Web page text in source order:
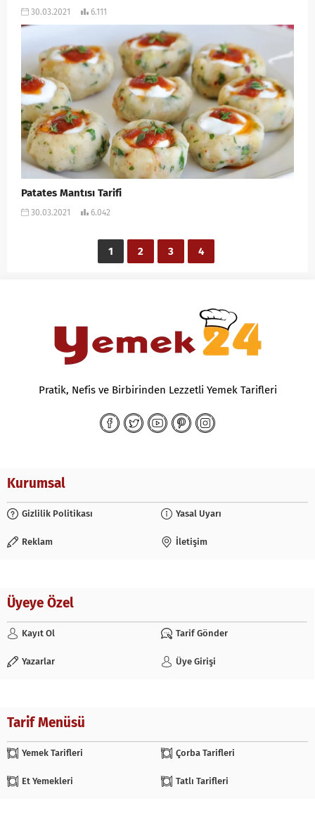
30.03.2021 6.111
Patates Mantısı Tarifi
30.03.2021 6.042
1 2 3 4
Pratik, Nefis ve Birbirinden Lezzetli Yemek Tarifleri
Kurumsal
Gizlilik Politikası Yasal Uyarı
Reklam İletişim
Üyeye Özel
Kayıt Ol Tarif Gönder
Yazarlar Üye Girişi
Tarif Menüsü
Yemek Tarifleri Çorba Tarifleri
Et Yemekleri Tatlı Tarifleri